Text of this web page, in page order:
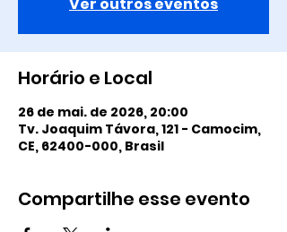
Horário e Local
26 de mai. de 2026, 20:00
Tv. Joaquim Távora, 121 - Camocim,
CE, 62400-000, Brasil
Compartilhe esse evento